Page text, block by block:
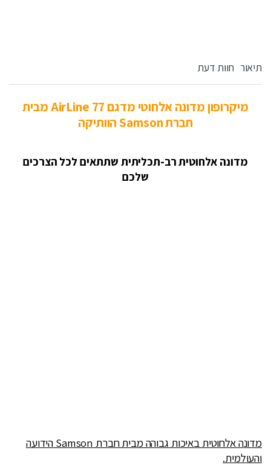
תיאור חוות דעת
מיקרופון מדונה אלחוטי מדגם AirLine 77 מבית
חברת Samson הוותיקה
מדונה אלחוטית רב-תכליתית שתתאים לכל הצרכים
שלכם
מדונה אלחוטית באיכות גבוהה מבית חברת Samson הידועה
והעולמית.